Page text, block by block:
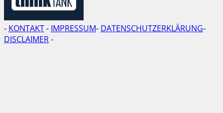
- KONTAKT- IMPRESSUM- DATENSCHUTZERKLÄRUNG-
DISCLAIMER-